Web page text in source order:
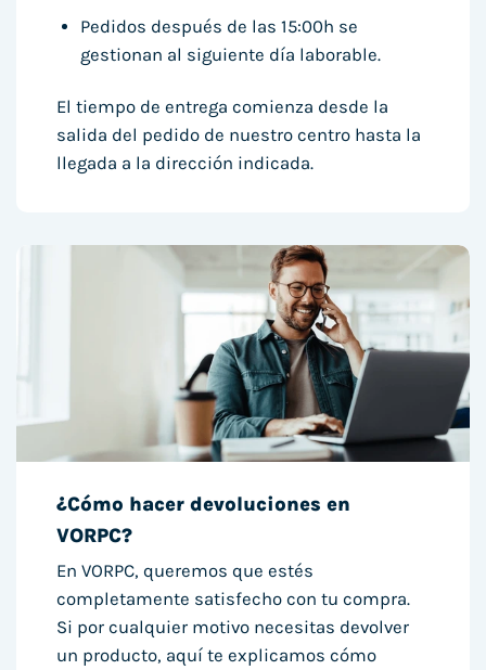
Pedidos después de las 15:00h se
gestionan al siguiente día laborable.
El tiempo de entrega comienza desde la
salida del pedido de nuestro centro hasta la
llegada a la dirección indicada.
¿Cómo hacer devoluciones en
VORPC?
En VORPC, queremos que estés
completamente satisfecho con tu compra.
Si por cualquier motivo necesitas devolver
un producto, aquí te explicamos cómo